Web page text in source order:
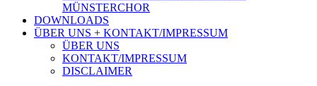
MÜNSTERCHOR
DOWNLOADS
ÜBER UNS + KONTAKT/IMPRESSUM
ÜBER UNS
KONTAKT/IMPRESSUM
DISCLAIMER